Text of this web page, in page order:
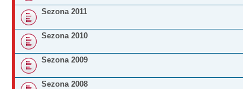
Sezona 2011
Sezona 2010
Sezona 2009
Sezona 2008